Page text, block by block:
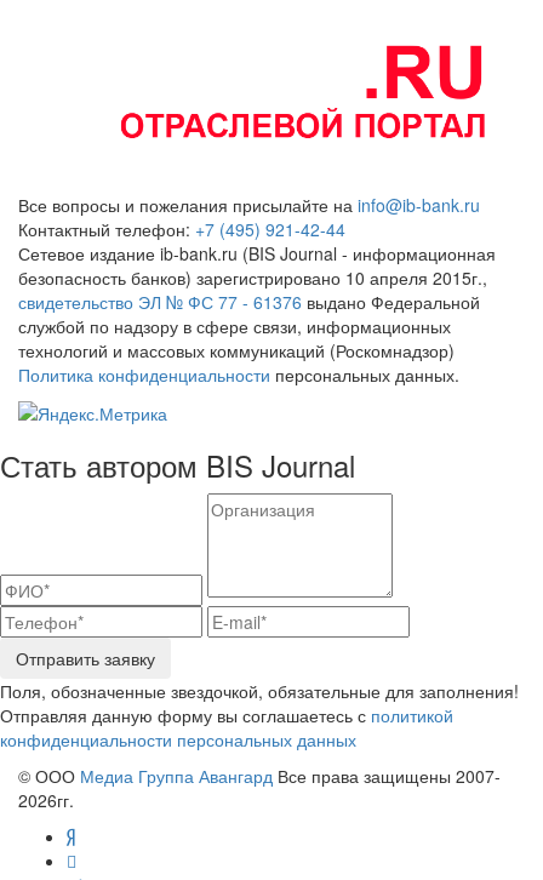
Все вопросы и пожелания присылайте на info@ib-bank.ru
Контактный телефон: +7 (495) 921-42-44
Сетевое издание ib-bank.ru (BIS Journal - информационная
безопасность банков) зарегистрировано 10 апреля 2015г.,
свидетельство ЭЛ № ФС 77 - 61376 выдано Федеральной
службой по надзору в сфере связи, информационных
технологий и массовых коммуникаций (Роскомнадзор)
Политика конфиденциальности персональных данных.
Стать автором BIS Journal
Отправить заявку
Поля, обозначенные звездочкой, обязательные для заполнения!
Отправляя данную форму вы соглашаетесь с политикой
конфиденциальности персональных данных
© ООО Медиа Группа Авангард Все права защищены 2007-
2026гг.